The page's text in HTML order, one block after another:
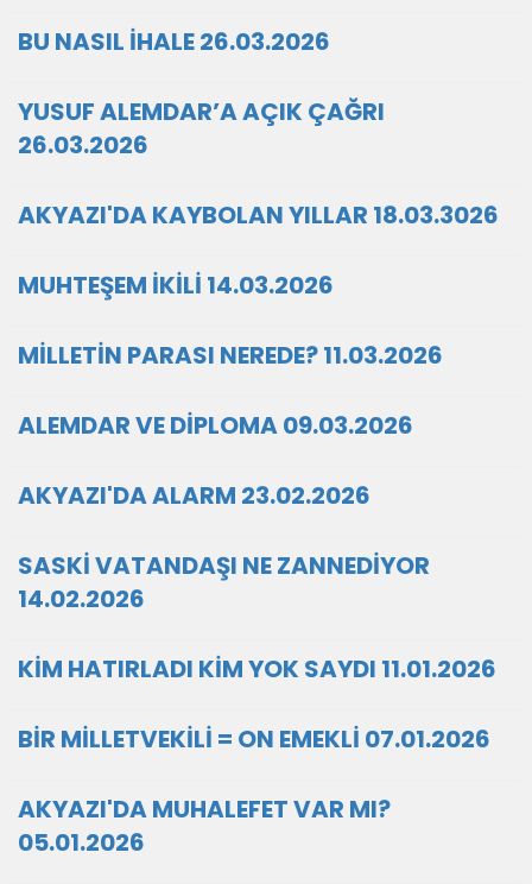
BU NASIL İHALE 26.03.2026
YUSUF ALEMDAR’A AÇIK ÇAĞRI
26.03.2026
AKYAZI'DA KAYBOLAN YILLAR 18.03.3026
MUHTEŞEM İKİLİ 14.03.2026
MİLLETİN PARASI NEREDE? 11.03.2026
ALEMDAR VE DİPLOMA 09.03.2026
AKYAZI'DA ALARM 23.02.2026
SASKİ VATANDAŞI NE ZANNEDİYOR
14.02.2026
KİM HATIRLADI KİM YOK SAYDI 11.01.2026
BİR MİLLETVEKİLİ = ON EMEKLİ 07.01.2026
AKYAZI'DA MUHALEFET VAR MI?
05.01.2026